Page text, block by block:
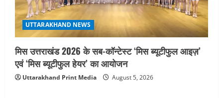
UTTARAKHAND NEWS
मिस उत्तराखंड 2026 के सब-कॉन्टेस्ट ‘मिस ब्यूटीफुल आइज़’
एवं ‘मिस ब्यूटीफुल हेयर’ का आयोजन
Uttarakhand Print Media August 5, 2026